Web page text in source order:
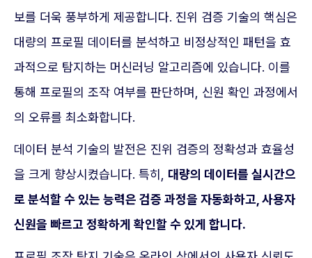
보를 더욱 풍부하게 제공합니다. 진위 검증 기술의 핵심은
대량의 프로필 데이터를 분석하고 비정상적인 패턴을 효
과적으로 탐지하는 머신러닝 알고리즘에 있습니다. 이를
통해 프로필의 조작 여부를 판단하며, 신원 확인 과정에서
의 오류를 최소화합니다.
데이터 분석 기술의 발전은 진위 검증의 정확성과 효율성
을 크게 향상시켰습니다. 특히, 대량의 데이터를 실시간으
로 분석할 수 있는 능력은 검증 과정을 자동화하고, 사용자
신원을 빠르고 정확하게 확인할 수 있게 합니다.